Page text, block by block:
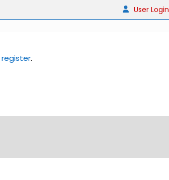
User Login
register.